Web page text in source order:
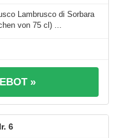
Lambrusco di Sorbara
von 75 cl) ...
»
6